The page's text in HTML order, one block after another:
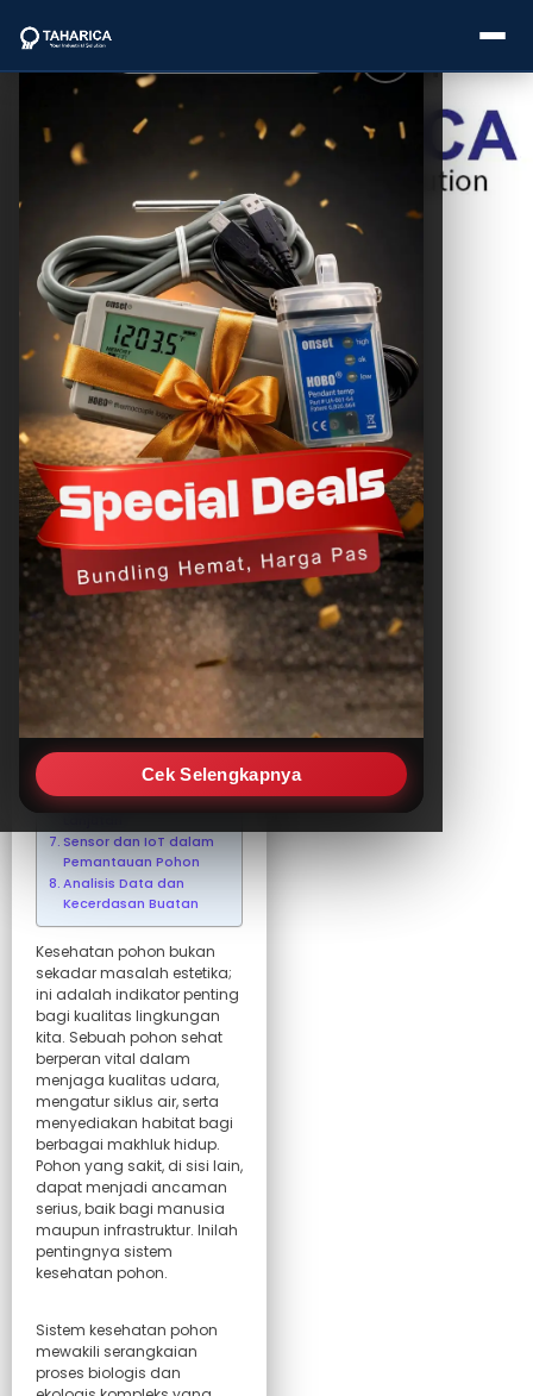
Cek Selengkapnya
Categories
Brands
Service
Industries
Blogs
Sistem
Kesehatan
Pohon: Deteksi
Dini dan Solusi
Modern
THC SEO
June 3, 2026
Pembahasan
Artikel
Ancaman terhadap
Kesehatan Pohon
Dampak Pohon Tidak
Sehat
Perubahan pada
Daun dan Cabang
Tanda-Tanda pada
Batang dan Akar
Teknologi Diagnosis
Sensor dan IoT dalam
Pemantauan Pohon
Analisis Data dan
Kecerdasan Buatan
Kesehatan pohon bukan
sekadar masalah estetika;
ini adalah indikator penting
bagi kualitas lingkungan
kita. Sebuah pohon sehat
berperan vital dalam
menjaga kualitas udara,
mengatur siklus air, serta
menyediakan habitat bagi
berbagai makhluk hidup.
Pohon yang sakit, di sisi lain,
dapat menjadi ancaman
serius, baik bagi manusia
maupun infrastruktur. Inilah
pentingnya sistem
kesehatan pohon.
Sistem kesehatan pohon
mewakili serangkaian
proses biologis dan
Postingan
Lainnya